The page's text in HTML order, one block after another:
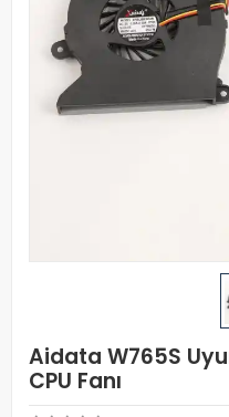
Aidata W765S
CPU Fanı